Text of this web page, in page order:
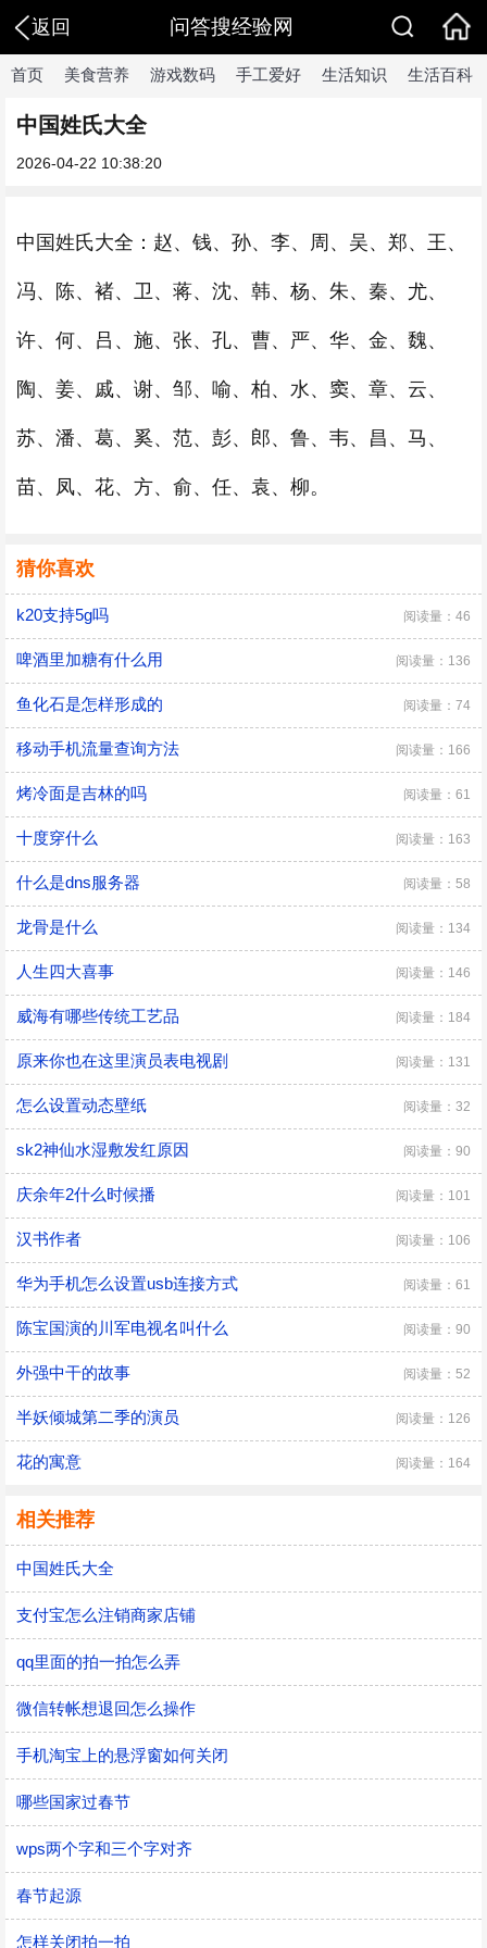
返回 问答搜经验网
首页 美食营养 游戏数码 手工爱好 生活知识 生活百科
中国姓氏大全
2026-04-22 10:38:20
中国姓氏大全：赵、钱、孙、李、周、吴、郑、王、
冯、陈、褚、卫、蒋、沈、韩、杨、朱、秦、尤、
许、何、吕、施、张、孔、曹、严、华、金、魏、
陶、姜、戚、谢、邹、喻、柏、水、窦、章、云、
苏、潘、葛、奚、范、彭、郎、鲁、韦、昌、马、
苗、凤、花、方、俞、任、袁、柳。
猜你喜欢
k20支持5g吗 阅读量：46
啤酒里加糖有什么用 阅读量：136
鱼化石是怎样形成的 阅读量：74
移动手机流量查询方法 阅读量：166
烤冷面是吉林的吗 阅读量：61
十度穿什么 阅读量：163
什么是dns服务器 阅读量：58
龙骨是什么 阅读量：134
人生四大喜事 阅读量：146
威海有哪些传统工艺品 阅读量：184
原来你也在这里演员表电视剧 阅读量：131
怎么设置动态壁纸 阅读量：32
sk2神仙水湿敷发红原因 阅读量：90
庆余年2什么时候播 阅读量：101
汉书作者 阅读量：106
华为手机怎么设置usb连接方式 阅读量：61
陈宝国演的川军电视名叫什么 阅读量：90
外强中干的故事 阅读量：52
半妖倾城第二季的演员 阅读量：126
花的寓意 阅读量：164
相关推荐
中国姓氏大全
支付宝怎么注销商家店铺
qq里面的拍一拍怎么弄
微信转帐想退回怎么操作
手机淘宝上的悬浮窗如何关闭
哪些国家过春节
wps两个字和三个字对齐
春节起源
怎样关闭拍一拍